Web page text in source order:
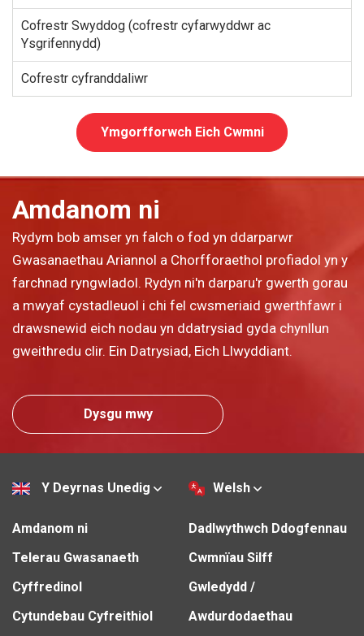
Cofrestr Swyddog (cofrestr cyfarwyddwr ac
Ysgrifennydd)
Cofrestr cyfranddaliwr
Ymgorfforwch Eich Cwmni
Amdanom ni
Rydym bob amser yn falch o fod yn ddarparwr
Gwasanaethau Ariannol a Chorfforaethol profiadol yn y
farchnad ryngwladol. Rydyn ni'n darparu'r gwerth gorau
a mwyaf cystadleuol i chi fel cwsmeriaid gwerthfawr i
drawsnewid eich nodau yn ddatrysiad gyda chynllun
gweithredu clir. Ein Datrysiad, Eich Llwyddiant.
Dysgu mwy
Y Deyrnas Unedig Welsh
Amdanom ni
Telerau Gwasanaeth
Cyffredinol
Cytundebau Cyfreithiol
Dadlwythwch Ddogfennau
Cwmnïau Silff
Gwledydd /
Awdurdodaethau